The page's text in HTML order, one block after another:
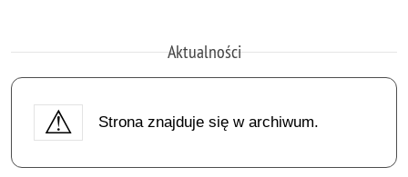
Aktualności
Strona znajduje się w archiwum.